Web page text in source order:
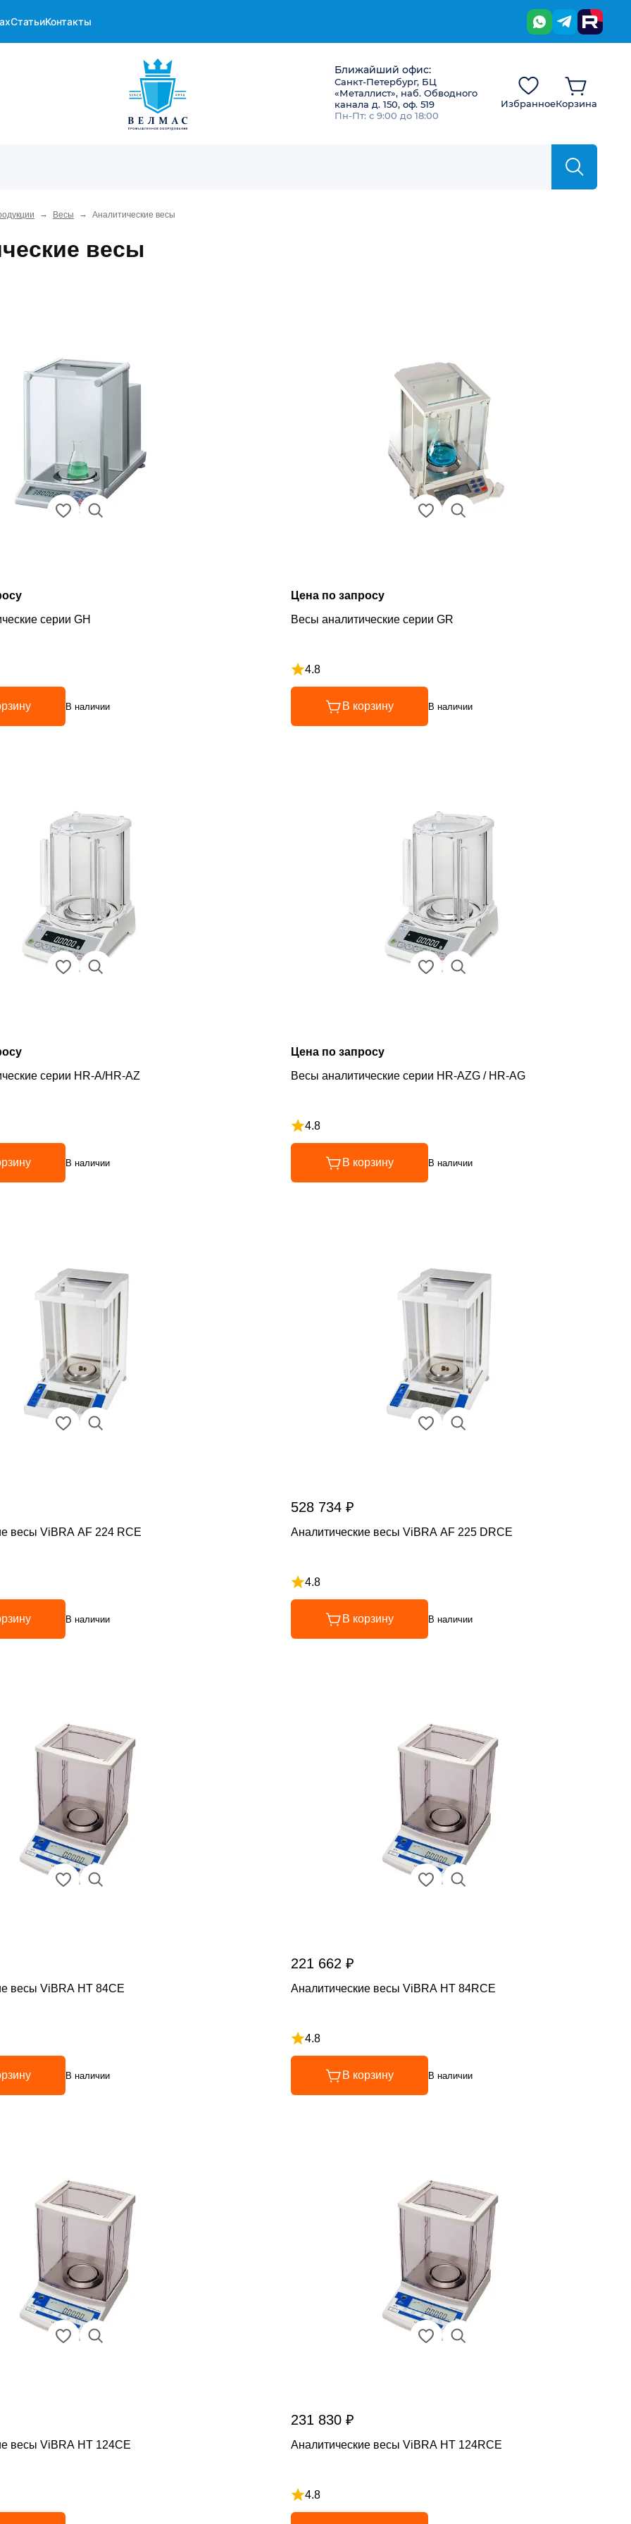
СтатьиКонтакты
Ближайший офис:
Санкт-Петербург, БЦ
«Металлист», наб. Обводного
канала д. 150, оф. 519
Пн-Пт: с 9:00 до 18:00
ИзбранноеКорзина
→ Весы → Аналитические весы
весы
серии GH
В наличии
Цена по запросу
Весы аналитические серии GR
4.8
Рейтинг 4.8 из 5
В корзину В наличии
серии HR-A/HR-AZ
В наличии
Цена по запросу
Весы аналитические серии HR-AZG / HR-AG
4.8
Рейтинг 4.8 из 5
В корзину В наличии
весы ViBRA AF 224 RCE
В наличии
528 734 ₽
Аналитические весы ViBRA AF 225 DRCE
4.8
Рейтинг 4.8 из 5
В корзину В наличии
весы ViBRA HT 84CE
В наличии
221 662 ₽
Аналитические весы ViBRA HT 84RCE
4.8
Рейтинг 4.8 из 5
В корзину В наличии
весы ViBRA HT 124CE
231 830 ₽
Аналитические весы ViBRA HT 124RCE
4.8
Рейтинг 4.8 из 5